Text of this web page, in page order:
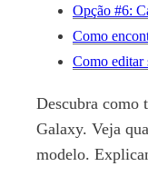
Opção #6:
Como
Como editar
Descubra como
Galaxy. Veja
modelo.